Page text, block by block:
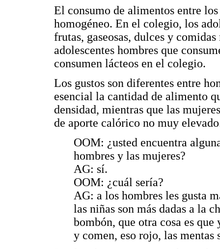
El consumo de alimentos entre
homogéneo. En el colegio, los
frutas, gaseosas, dulces y
adolescentes hombres que
consumen lácteos en el colegio.
Los gustos son diferentes entre
esencial la cantidad de alimento
densidad, mientras que las
de aporte calórico no muy
OOM: ¿usted encuentra
hombres y las mujeres?
AG: sí.
OOM: ¿cuál sería?
AG: a los hombres les gusta
las niñas son más dadas a la
bombón, que otra cosa es
y comen, eso rojo, las